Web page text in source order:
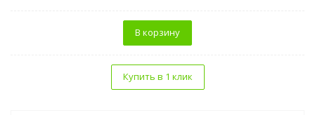
В корзину
Купить в 1 клик